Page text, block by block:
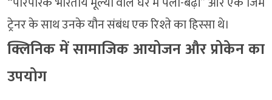
ट्रेनर के साथ उनके यौन संबंध एक रिश्ते का हिस्सा थे।
क्लिनिक में सामाजिक आयोजन और प्रोकेन का
उपयोग